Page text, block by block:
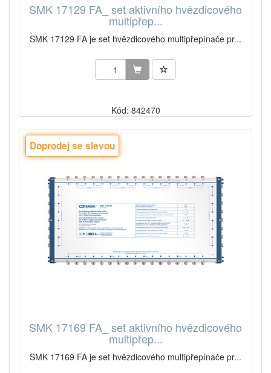
SMK 17129 FA_ set aktivního hvězdicového
multipřep...
SMK 17129 FA je set hvězdicového multipřepínače pr...
Kód: 842470
Doprodej se slevou
SMK 17169 FA_ set aktivního hvězdicového
multipřep...
SMK 17169 FA je set hvězdicového multipřepínače pr...